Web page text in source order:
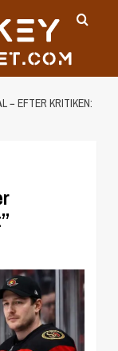
− EFTER KRITIKEN: